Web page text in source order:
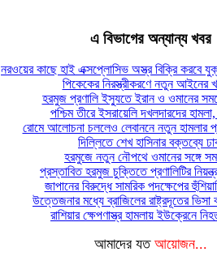
এ বিভাগের অন্যান্য খবর
নরওয়ের কাছে হাই এক্সপ্লোসিভ অস্ত্র বিক্রি করবে
পিকেকের নিরস্ত্রীকরণে নতুন আইনের
হরমুজ প্রণালি ইস্যুতে ইরান ও ওমানের
পশ্চিম তীরে ইসরায়েলি দখলদারদের
রোমে আলোচনা চললেও লেবাননে নতুন হামলার
দিল্লিতে শেখ হাসিনার বক্তব্যে
হরমুজে নতুন নৌপথে ওমানের সঙ্গে
প্রস্তাবিত হরমুজ চুক্তিতে প্রণালিটির
জাপানের বিরুদ্ধে সামরিক পদক্ষেপের
উত্তেজনার মধ্যে ব্রাজিলের রাষ্ট্রদূতের ভিসা
রাশিয়ার ক্ষেপণাস্ত্র হামলায় ইউক্রেনে
আমাদের যত আয়োজন...